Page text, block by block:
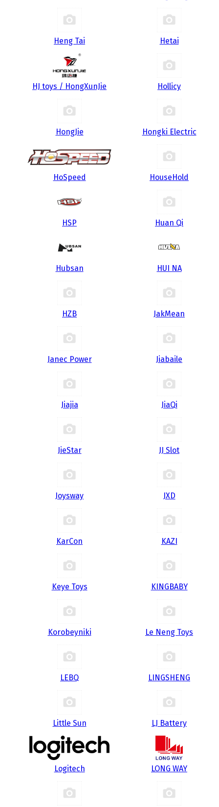
Heng Tai Hetai
HJ toys / HongXunJie Hollicy
HongJie Hongki Electric
HoSpeed HouseHold
HSP Huan Qi
Hubsan HUI NA
HZB JakMean
Janec Power Jiabaile
Jiajia JiaQi
JieStar JJ Slot
Joysway JXD
KarCon KAZI
Keye Toys KINGBABY
Korobeyniki Le Neng Toys
LEBQ LINGSHENG
Little Sun LJ Battery
Logitech LONG WAY